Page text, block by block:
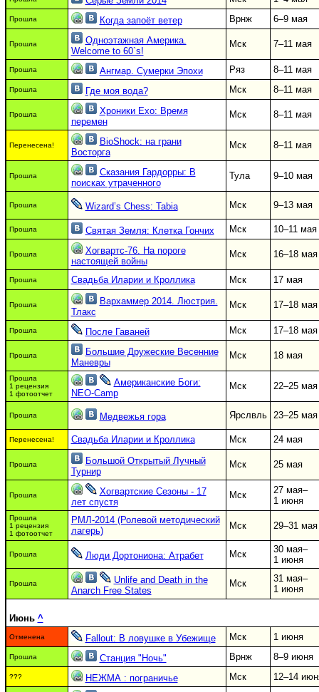
Прошла Когда запоёт ветер Врнж 6–9 мая
Прошла
Одноэтажная Америка.
Welcome to 60`s!
Мск 7–11 мая
Прошла Ангмар. Сумерки Эпохи Ряз 8–11 мая
Прошла Где моя вода? Мск 8–11 мая
Прошла
Хроники Ехо: Время
перемен
Мск 8–11 мая
Перенесена!
BioShock: на грани
Восторга
Мск 8–11 мая
Прошла
Сказания Гардорры: В
поисках утраченного
Тула 9–10 мая
Прошла Wizard’s Chess: Tabia Мск 9–13 мая
Прошла Святая Земля: Клетка Гончих Мск 10–11 мая
Прошла
Хогвартс-76. На пороге
настоящей войны
Мск 16–18 мая
Прошла Свадьба Иларии и Кроллика Мск 17 мая
Прошла
Вархаммер 2014. Люстрия.
Тлакс
Мск 17–18 мая
Прошла После Гаваней Мск 17–18 мая
Прошла
Большие Дружеские Весенние
Маневры
Мск 18 мая
Прошла
1 рецензия
1 фотоотчет
Американские Боги:
NEO-Camp
Мск 22–25 мая
Прошла Медвежья гора Ярслвль 23–25 мая
Перенесена! Свадьба Иларии и Кроллика Мск 24 мая
Прошла
Большой Открытый Лучный
Турнир
Мск 25 мая
Прошла
Хогвартские Сезоны - 17
лет спустя
Мск
27 мая–
1 июня
Прошла
1 рецензия
1 фотоотчет
РМЛ-2014 (Ролевой методический
лагерь)
Мск 29–31 мая
Прошла Люди Дортониона: Атрабет Мск
30 мая–
1 июня
Прошла
Unlife and Death in the
Anarch Free States
Мск
31 мая–
1 июня
Июнь ^
Отменена Fallout: В ловушке в Убежище Мск 1 июня
Прошла Станция "Ночь" Врнж 8–9 июня
??? НЕЖМА : пограничье Мск 12–14